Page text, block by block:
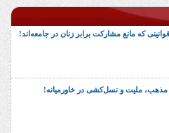
که مانع مشارکت برابر زنان در جامعه‌اند!
مذهب، ملیت و نسل‌کشی در خاورمیانه!